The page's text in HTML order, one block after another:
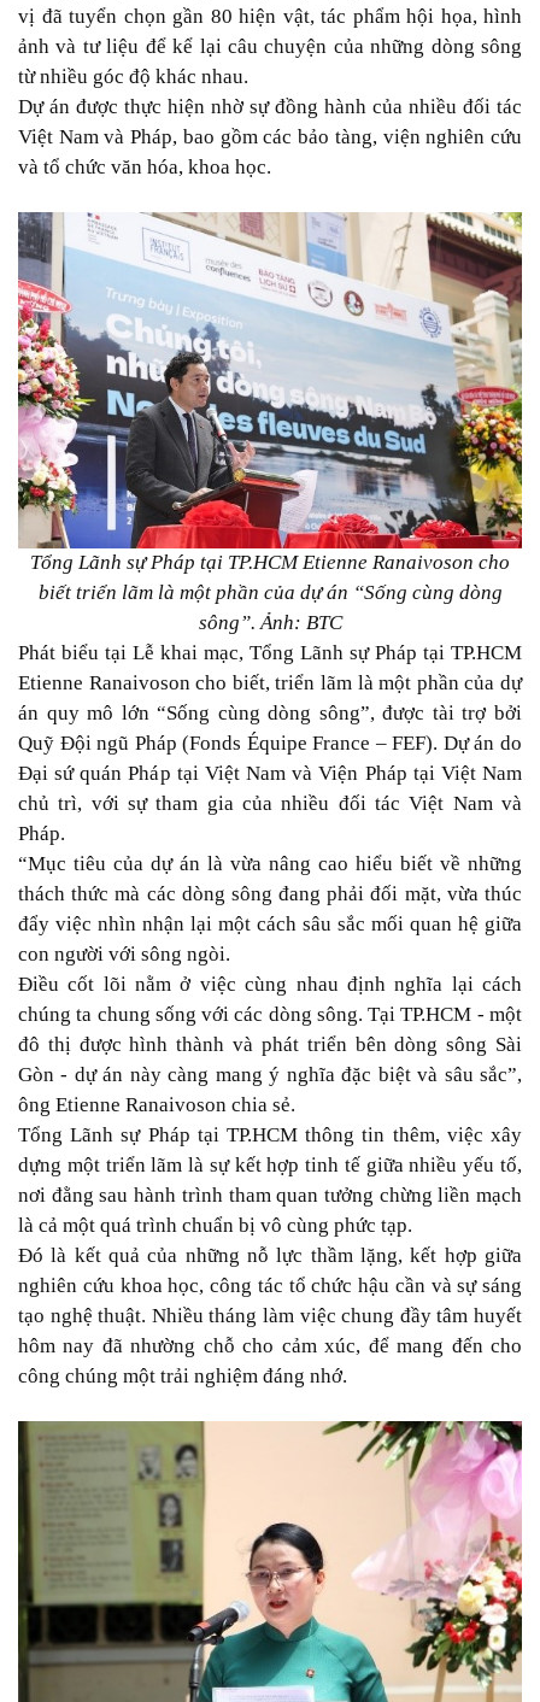
vị đã tuyển chọn gần 80 hiện vật, tác phẩm hội họa, hình
ảnh và tư liệu để kể lại câu chuyện của những dòng sông
từ nhiều góc độ khác nhau.
Dự án được thực hiện nhờ sự đồng hành của nhiều đối tác
Việt Nam và Pháp, bao gồm các bảo tàng, viện nghiên cứu
và tổ chức văn hóa, khoa học.
Tổng Lãnh sự Pháp tại TP.HCM Etienne Ranaivoson cho
biết triển lãm là một phần của dự án “Sống cùng dòng
sông”. Ảnh: BTC
Phát biểu tại Lễ khai mạc, Tổng Lãnh sự Pháp tại TP.HCM
Etienne Ranaivoson cho biết, triển lãm là một phần của dự
án quy mô lớn “Sống cùng dòng sông”, được tài trợ bởi
Quỹ Đội ngũ Pháp (Fonds Équipe France – FEF). Dự án do
Đại sứ quán Pháp tại Việt Nam và Viện Pháp tại Việt Nam
chủ trì, với sự tham gia của nhiều đối tác Việt Nam và
Pháp.
“Mục tiêu của dự án là vừa nâng cao hiểu biết về những
thách thức mà các dòng sông đang phải đối mặt, vừa thúc
đẩy việc nhìn nhận lại một cách sâu sắc mối quan hệ giữa
con người với sông ngòi.
Điều cốt lõi nằm ở việc cùng nhau định nghĩa lại cách
chúng ta chung sống với các dòng sông. Tại TP.HCM - một
đô thị được hình thành và phát triển bên dòng sông Sài
Gòn - dự án này càng mang ý nghĩa đặc biệt và sâu sắc”,
ông Etienne Ranaivoson chia sẻ.
Tổng Lãnh sự Pháp tại TP.HCM thông tin thêm, việc xây
dựng một triển lãm là sự kết hợp tinh tế giữa nhiều yếu tố,
nơi đằng sau hành trình tham quan tưởng chừng liền mạch
là cả một quá trình chuẩn bị vô cùng phức tạp.
Đó là kết quả của những nỗ lực thầm lặng, kết hợp giữa
nghiên cứu khoa học, công tác tổ chức hậu cần và sự sáng
tạo nghệ thuật. Nhiều tháng làm việc chung đầy tâm huyết
hôm nay đã nhường chỗ cho cảm xúc, để mang đến cho
công chúng một trải nghiệm đáng nhớ.